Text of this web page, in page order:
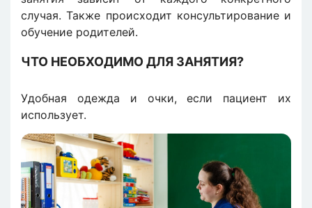
случая. Также происходит консультирование и
обучение родителей.
ЧТО НЕОБХОДИМО ДЛЯ ЗАНЯТИЯ?
Удобная одежда и очки, если пациент их
использует.
Изображение